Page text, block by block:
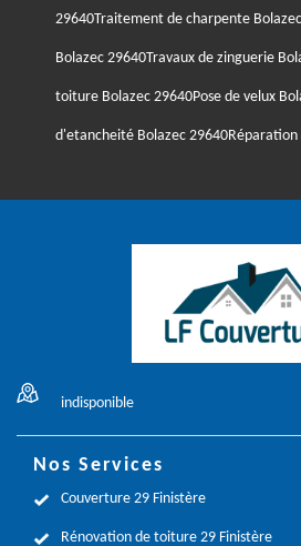
29640Traitement de charpente
Bolazec 29640Travaux de zinguerie
toiture Bolazec 29640Pose de velux
d'etancheité Bolazec 29640Réparation
indisponible
Nos Services
Couverture 29 Finistère
Rénovation de toiture 29 Finistère